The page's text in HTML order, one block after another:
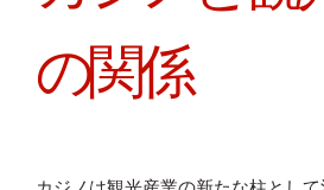
の関係